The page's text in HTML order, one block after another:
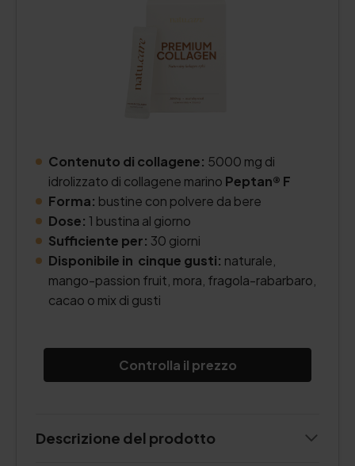
Contenuto di collagene: 5000 mg di
idrolizzato di collagene marino Peptan® F
Forma: bustine con polvere da bere
Dose: 1 bustina al giorno
Sufficiente per: 30 giorni
Disponibile in cinque gusti: naturale,
mango-passion fruit, mora, fragola-rabarbaro,
cacao o mix di gusti
Controlla il prezzo
Descrizione del prodotto